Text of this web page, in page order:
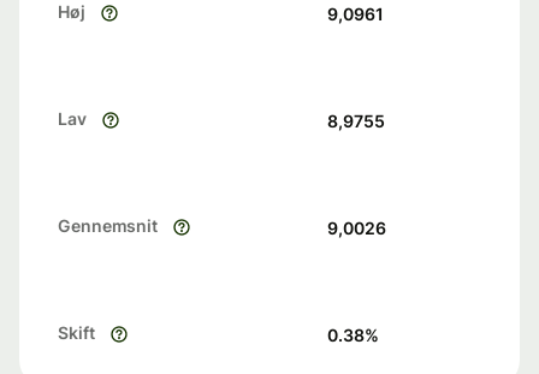
Høj 9,0961
Lav 8,9755
Gennemsnit 9,0026
Skift 0.38%